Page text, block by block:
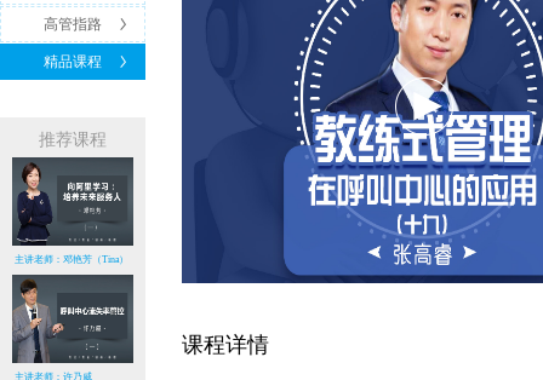
高管指路
精品课程
推荐课程
主讲老师：邓艳芳（Tina）
主讲老师：许乃威
课程详情